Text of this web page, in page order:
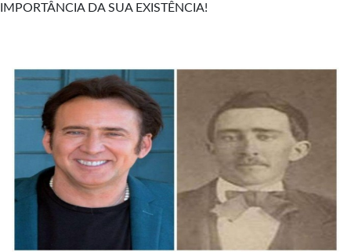
IMPORTÂNCIA DA SUA EXISTÊNCIA!